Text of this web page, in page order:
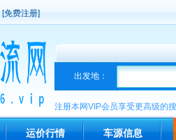
[免费注册]
出发地：
注册本网VIP会员享受更高级的
运价行情 车源信息